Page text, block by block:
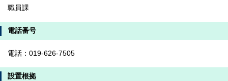
職員課
電話番号
電話：019-626-7505
設置根拠